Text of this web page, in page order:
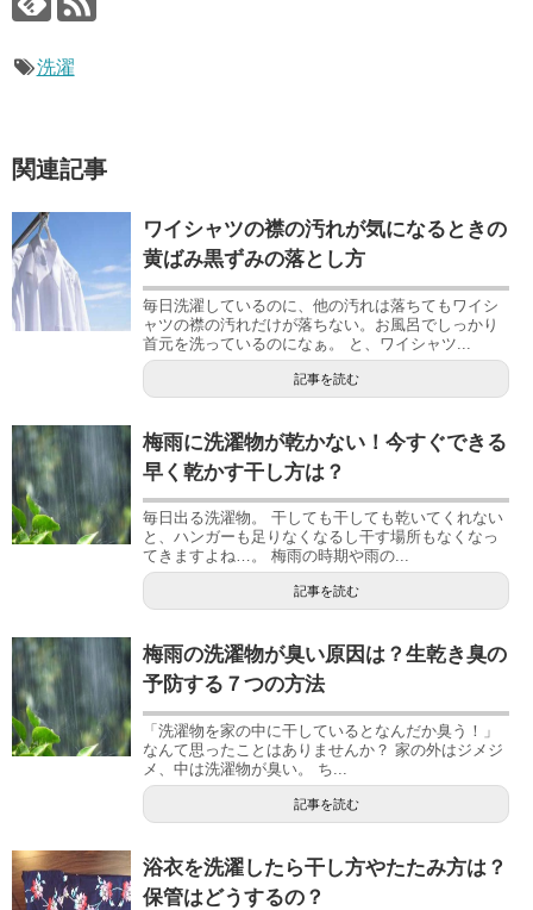
洗濯
関連記事
ワイシャツの襟の汚れが気になるときの
黄ばみ黒ずみの落とし方
毎日洗濯しているのに、他の汚れは落ちてもワイシ
ャツの襟の汚れだけが落ちない。お風呂でしっかり
首元を洗っているのになぁ。 と、ワイシャツ...
記事を読む
梅雨に洗濯物が乾かない！今すぐできる
早く乾かす干し方は？
毎日出る洗濯物。 干しても干しても乾いてくれない
と、ハンガーも足りなくなるし干す場所もなくなっ
てきますよね…。 梅雨の時期や雨の...
記事を読む
梅雨の洗濯物が臭い原因は？生乾き臭の
予防する７つの方法
「洗濯物を家の中に干しているとなんだか臭う！」
なんて思ったことはありませんか？ 家の外はジメジ
メ、中は洗濯物が臭い。 ち...
記事を読む
浴衣を洗濯したら干し方やたたみ方は？
保管はどうするの？